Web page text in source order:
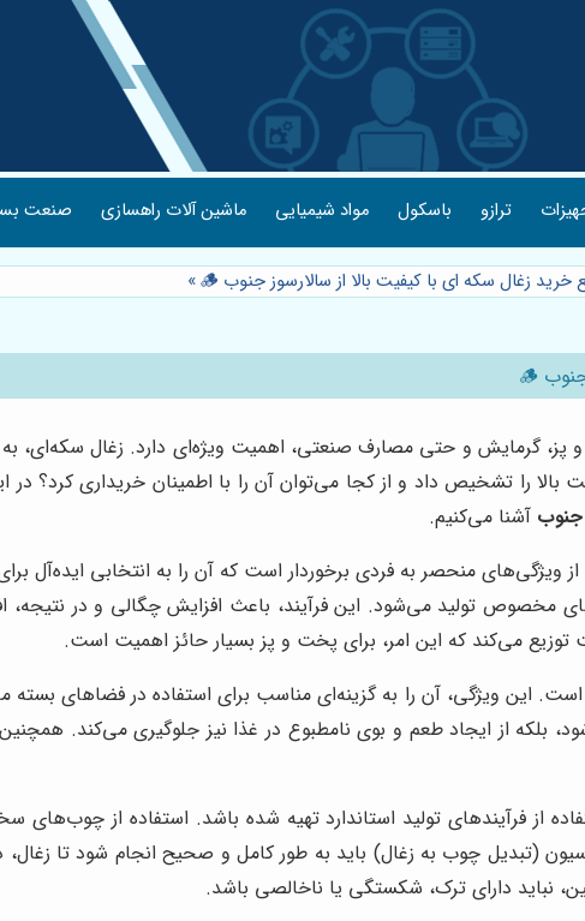
ترازو باسکول مواد شیمیایی ماشین آلات راهسازی صنعت
خرید زغال سکه ای با کیفیت بالا از سالارسوز جنوب 🪵 »
🪵
گرمایش و حتی مصارف صنعتی، اهمیت ویژه‌ای دارد. زغال سکه‌ای، به
را تشخیص داد و از کجا می‌توان آن را با اطمینان خریداری کرد؟
جنوب آشنا می‌کنیم.
منحصر به فردی برخوردار است که آن را به انتخابی ایده‌آل
مخصوص تولید می‌شود. این فرآیند، باعث افزایش چگالی و در
می‌کند که این امر، برای پخت و پز بسیار حائز اهمیت است.
این ویژگی، آن را به گزینه‌ای مناسب برای استفاده در فضاهای بسته
از ایجاد طعم و بوی نامطبوع در غذا نیز جلوگیری می‌کند.
از فرآیندهای تولید استاندارد تهیه شده باشد. استفاده از
(تبدیل چوب به زغال) باید به طور کامل و صحیح انجام شود تا
نباید دارای ترک، شکستگی یا ناخالصی باشد.